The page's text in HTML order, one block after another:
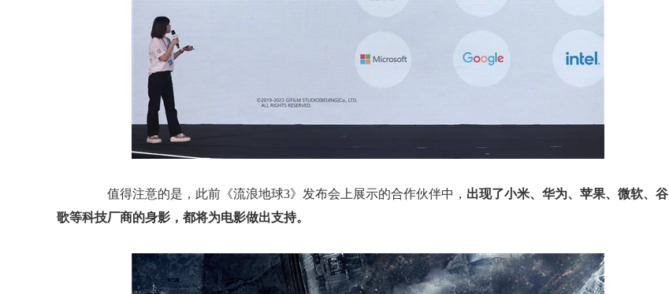
值得注意的是，此前《流浪地球3》发布会上展示的合作伙伴中， 出现了小米、华为、苹果、微软、谷
歌等科技厂商的身影，都将为电影做出支持。